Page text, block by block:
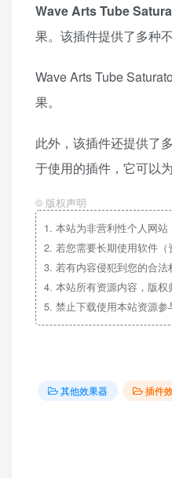
Wave Arts Tube
果。该插件提供了多种
Wave Arts Tube
果。
此外，该插件还提供了
于使用的插件，它可以
© 版权声明
1. 本站为非营利性个人网站
2. 若您需要长期使用软件（
3. 若有内容侵犯到您的合法
4. 本站所有资源内容，版权
5. 禁止下载使用本站资源
其他效果器 插件